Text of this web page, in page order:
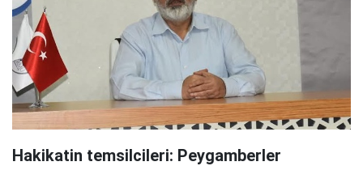
Hakikatin temsilcileri: Peygamberler